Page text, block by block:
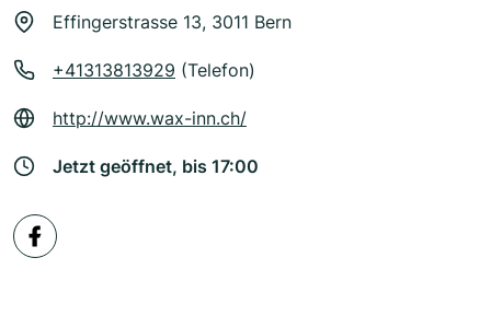
Effingerstrasse 13, 3011 Bern
+41313813929 (Telefon)
http://www.wax-inn.ch/
Jetzt geöffnet, bis 17:00